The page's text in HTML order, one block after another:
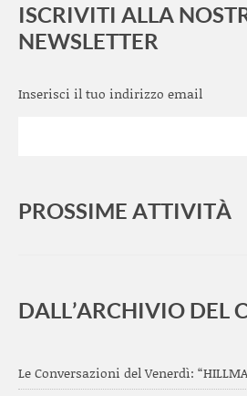
ISCRIVITI ALLA
NEWSLETTER
Inserisci il tuo indirizzo email
PROSSIME ATTIVITÀ
DALL’ARCHIVIO DEL
Le Conversazioni del Venerdì: